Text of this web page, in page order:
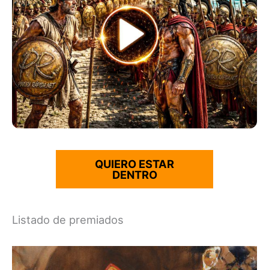
QUIERO ESTAR
DENTRO
Listado de premiados